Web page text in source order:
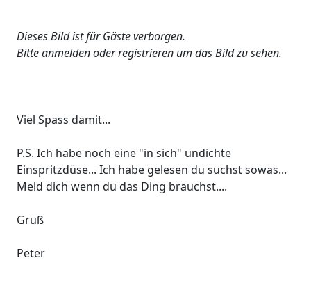
Dieses Bild ist für Gäste verborgen.
Bitte anmelden oder registrieren um das Bild zu sehen.
Viel Spass damit...
P.S. Ich habe noch eine "in sich" undichte
Einspritzdüse... Ich habe gelesen du suchst sowas...
Meld dich wenn du das Ding brauchst....
Gruß
Peter